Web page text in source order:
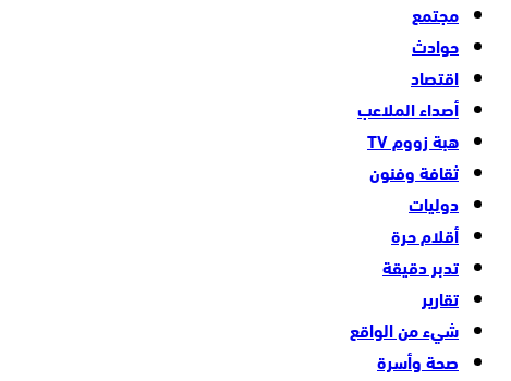
مجتمع
حوادث
اقتصاد
أصداء الملاعب
هبة زووم TV
ثقافة وفنون
دوليات
أقلام حرة
تدبر دقيقة
تقارير
شيء من الواقع
صحة وأسرة